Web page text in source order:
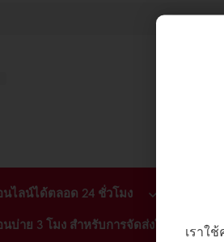
เราใ
นไลน์ได้ตลอด 24 ชั่วโมง
บ่าย 3 โมง สำหรับการจัดส่งในวันถัดไป